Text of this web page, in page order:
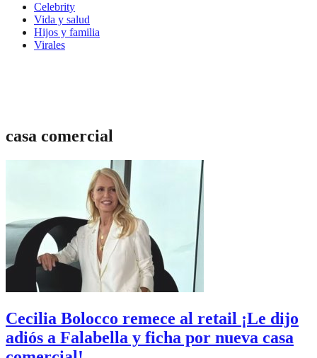
Celebrity
Vida y salud
Hijos y familia
Virales
casa comercial
Cecilia Bolocco remece al retail ¡Le dijo
adiós a Falabella y ficha por nueva casa